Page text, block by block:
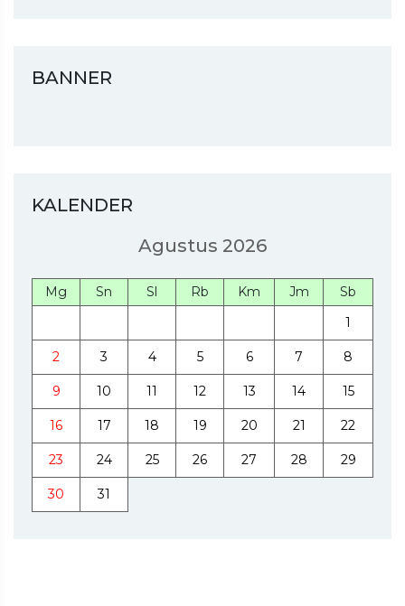
BANNER
KALENDER
Agustus 2026
Mg Sn Sl Rb Km Jm
Sb
1
2 3 4 5 6 7 8
9 10 11 12 13 14 15
16 17 18 19 20 21 22
23 24 25 26 27 28 29
30 31